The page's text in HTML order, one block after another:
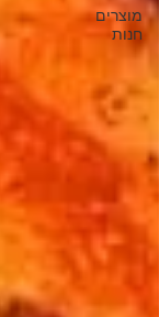
מוצרים
חנות